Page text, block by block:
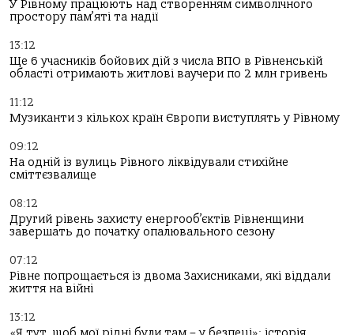
У Рівному працюють над створенням символічного
простору пам’яті та надії
13:12
Ще 6 учасників бойових дій з числа ВПО в Рівненській
області отримають житлові ваучери по 2 млн гривень
11:12
Музиканти з кількох країн Європи виступлять у Рівному
09:12
На одній із вулиць Рівного ліквідували стихійне
сміттєзвалище
08:12
Другий рівень захисту енергооб’єктів Рівненщини
завершать до початку опалювального сезону
07:12
Рівне попрощається із двома Захисниками, які віддали
життя на війні
13:12